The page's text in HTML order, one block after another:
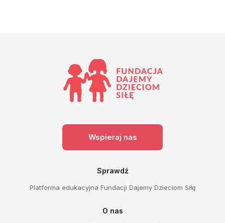
Wspieraj nas
Sprawdź
Platforma edukacyjna Fundacji Dajemy Dzieciom Siłę
O nas